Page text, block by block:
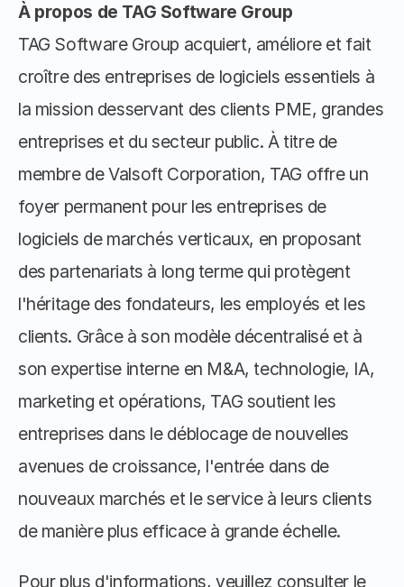
À propos de TAG Software Group
TAG Software Group acquiert, améliore et fait
croître des entreprises de logiciels essentiels à
la mission desservant des clients PME, grandes
entreprises et du secteur public. À titre de
membre de Valsoft Corporation, TAG offre un
foyer permanent pour les entreprises de
logiciels de marchés verticaux, en proposant
des partenariats à long terme qui protègent
l'héritage des fondateurs, les employés et les
clients. Grâce à son modèle décentralisé et à
son expertise interne en M&A, technologie, IA,
marketing et opérations, TAG soutient les
entreprises dans le déblocage de nouvelles
avenues de croissance, l'entrée dans de
nouveaux marchés et le service à leurs clients
de manière plus efficace à grande échelle.
Pour plus d'informations, veuillez consulter le